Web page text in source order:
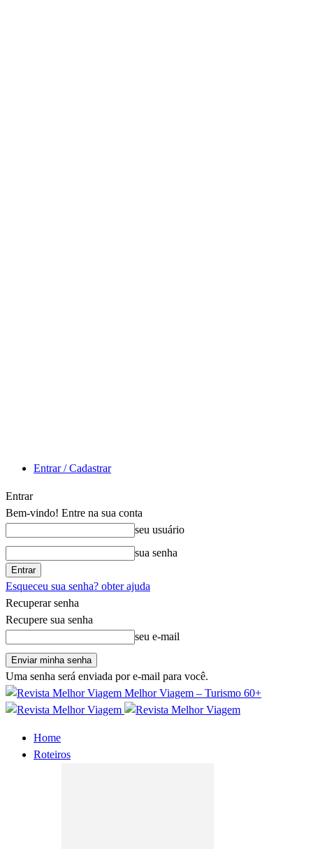
Entrar / Cadastrar
Entrar
Bem-vindo! Entre na sua conta
seu usuário
sua senha
Esqueceu sua senha? obter ajuda
Recuperar senha
Recupere sua senha
seu e-mail
Uma senha será enviada por e-mail para você.
Melhor Viagem – Turismo 60+
Home
Roteiros